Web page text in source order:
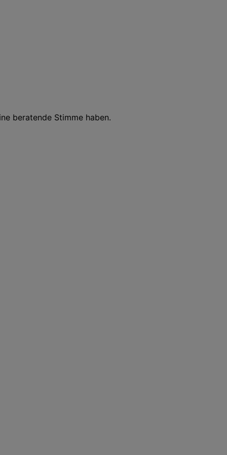
beratende Stimme haben.